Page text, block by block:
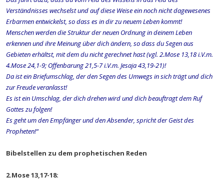
Verständnisses wechselst und auf diese Weise ein noch nicht dagewesenes
Erbarmen entwickelst, so dass es in dir zu neuem Leben kommt!
Menschen werden die Struktur der neuen Ordnung in deinem Leben
erkennen und ihre Meinung über dich ändern, so dass du Segen aus
Gebieten erhältst, mit dem du nicht gerechnet hast (vgl. 2.Mose 13,18 i.V.m.
4.Mose 24,1-9; Offenbarung 21,5-7 i.V.m. Jesaja 43,19-21)!
Da ist ein Briefumschlag, der den Segen des Umwegs in sich trägt und dich
zur Freude veranlasst!
Es ist ein Umschlag, der dich drehen wird und dich beauftragt dem Ruf
Gottes zu folgen!
Es geht um den Empfänger und den Absender, spricht der Geist des
Propheten!“
Bibelstellen zu dem prophetischen Reden
2.Mose 13,17-18: